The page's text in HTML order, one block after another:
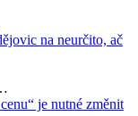
na neurčito, ač
je nutné změnit